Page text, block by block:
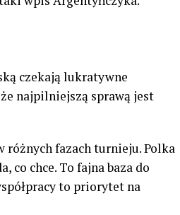
czekają lukratywne
najpilniejszą sprawą jest
fazach turnieju. Polka
co chce. To fajna baza do
to priorytet na